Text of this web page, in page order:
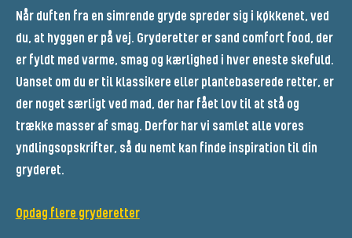
Når duften fra en simrende gryde spreder sig i køkkenet, ved
du, at hyggen er på vej. Gryderetter er sand comfort food, der
er fyldt med varme, smag og kærlighed i hver eneste skefuld.
Uanset om du er til klassikere eller plantebaserede retter, er
der noget særligt ved mad, der har fået lov til at stå og
trække masser af smag. Derfor har vi samlet alle vores
yndlingsopskrifter, så du nemt kan finde inspiration til din
gryderet.
Opdag flere gryderetter